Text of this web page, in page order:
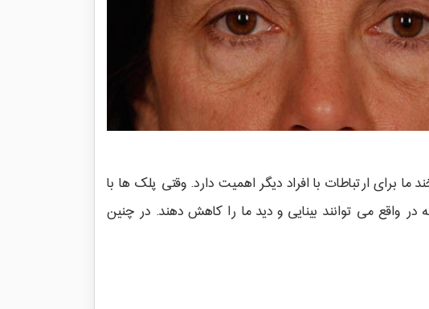
برای ارتباطات با افراد دیگر اهمیت دارد. وقتی پلک ها با
در واقع می توانند بینایی و دید ما را کاهش دهند. در چنین